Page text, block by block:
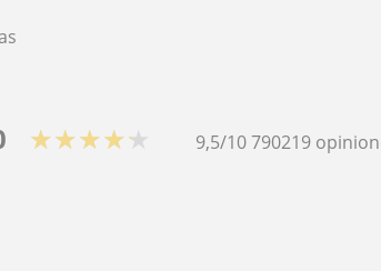
★★★★★ 9,5/10790219